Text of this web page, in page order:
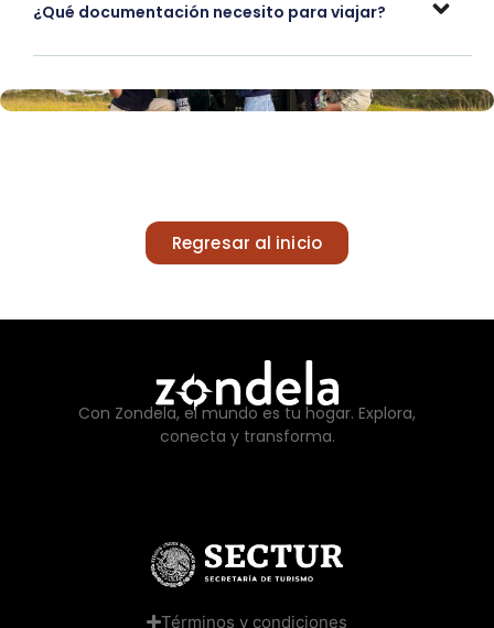
¿Qué documentación necesito para viajar?
Regresar al inicio
Con Zondela, el mundo es tu hogar. Explora,
conecta y transforma.
Términos y condiciones